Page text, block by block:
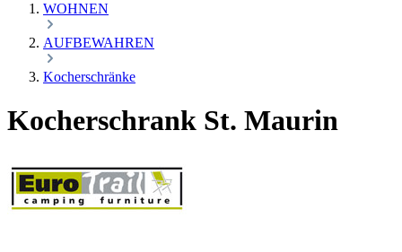
WOHNEN
AUFBEWAHREN
Kocherschränke
Kocherschrank St. Maurin